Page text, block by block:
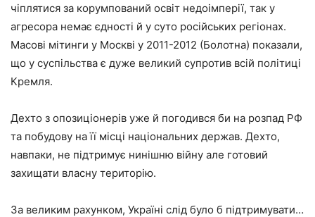
чіплятися за корумпований освіт недоімперії, так у
агресора немає єдності й у суто російських регіонах.
Масові мітинги у Москві у 2011-2012 (Болотна) показали,
що у суспільства є дуже великий супротив всій політиці
Кремля.
Дехто з опозиціонерів уже й погодився би на розпад РФ
та побудову на її місці національних держав. Дехто,
навпаки, не підтримує нинішню війну але готовий
захищати власну територію.
За великим рахунком, Україні слід було б підтримувати…